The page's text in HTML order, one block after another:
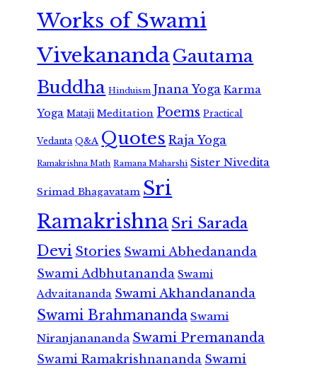
Works of Swami
VivekanandaGautama
Buddha Hinduism Jnana Yoga Karma
Yoga Mataji Meditation Poems Practical
Vedanta Q&A Quotes Raja Yoga
Ramakrishna Math Ramana Maharshi Sister Nivedita
Srimad Bhagavatam Sri
RamakrishnaSri Sarada
Devi Stories Swami Abhedananda
Swami Adbhutananda Swami
Advaitananda Swami Akhandananda
Swami Brahmananda Swami
Niranjanananda Swami Premananda
Swami Ramakrishnananda Swami